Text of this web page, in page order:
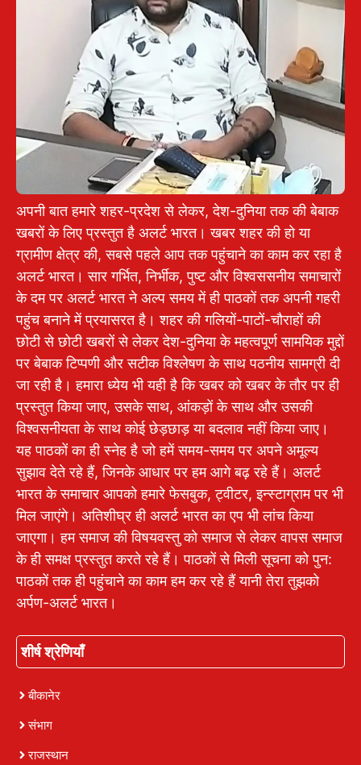
अपनी बात हमारे शहर-प्रदेश से लेकर, देश-दुनिया तक की बेबाक
खबरों के लिए प्रस्तुत है अलर्ट भारत। खबर शहर की हो या
ग्रामीण क्षेत्र की, सबसे पहले आप तक पहुंचाने का काम कर रहा है
अलर्ट भारत। सार गर्भित, निर्भीक, पुष्ट और विश्वससनीय समाचारों
के दम पर अलर्ट भारत ने अल्प समय में ही पाठकों तक अपनी गहरी
पहुंच बनाने में प्रयासरत है। शहर की गलियों-पाटों-चौराहों की
छोटी से छोटी खबरों से लेकर देश-दुनिया के महत्वपूर्ण सामयिक मुद्दों
पर बेबाक टिप्पणी और सटीक विश्लेषण के साथ पठनीय सामग्री दी
जा रही है। हमारा ध्येय भी यही है कि खबर को खबर के तौर पर ही
प्रस्तुत किया जाए, उसके साथ, आंकड़ों के साथ और उसकी
विश्वसनीयता के साथ कोई छेड़छाड़ या बदलाव नहीं किया जाए।
यह पाठकों का ही स्नेह है जो हमें समय-समय पर अपने अमूल्य
सुझाव देते रहे हैं, जिनके आधार पर हम आगे बढ़ रहे हैं। अलर्ट
भारत के समाचार आपको हमारे फेसबुक, ट्वीटर, इन्स्टाग्राम पर भी
मिल जाएंगे। अतिशीघ्र ही अलर्ट भारत का एप भी लांच किया
जाएगा। हम समाज की विषयवस्तु को समाज से लेकर वापस समाज
के ही समक्ष प्रस्तुत करते रहे हैं। पाठकों से मिली सूचना को पुन:
पाठकों तक ही पहुंचाने का काम हम कर रहे हैं यानी तेरा तुझको
अर्पण-अलर्ट भारत।
शीर्ष श्रेणियाँ
बीकानेर
संभाग
राजस्थान